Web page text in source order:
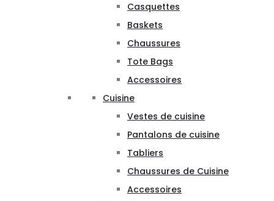
Casquettes
Baskets
Chaussures
Tote Bags
Accessoires
Cuisine
Vestes de cuisine
Pantalons de cuisine
Tabliers
Chaussures de Cuisine
Accessoires